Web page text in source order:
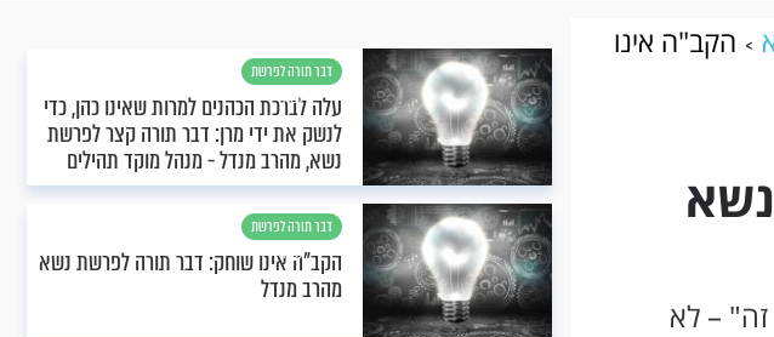
הקב"ה אינו
– לא
דבר תורה לפרשת
נשא
עלה לברכת הכהנים למרות שאינו כהן, כדי
לנשק את ידי מרן: דבר תורה קצר לפרשת
נשא, מהרב מנדל - מנהל מוקד תהילים
ארצי
דבר תורה לפרשת
נשא
הקב"ה אינו שוחק: דבר תורה לפרשת נשא
מהרב מנדל